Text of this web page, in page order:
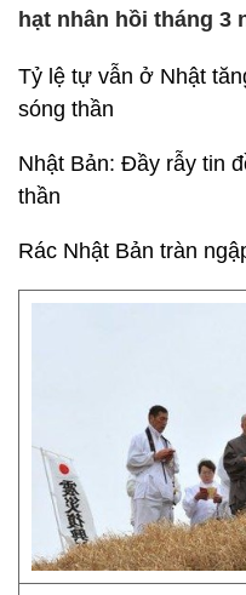
hạt nhân hồi tháng 3
Tỷ lệ tự vẫn ở Nhật
sóng thần
Nhật Bản: Đầy rẫy tin
thần
Rác Nhật Bản tràn